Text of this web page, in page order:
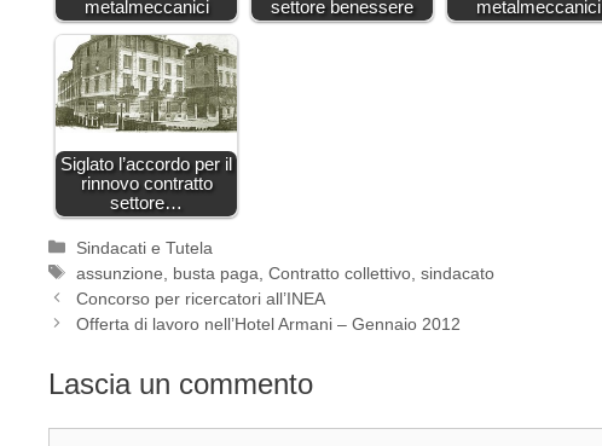
metalmeccanici
settore benessere
metalmeccanici
Siglato l’accordo per il
rinnovo contratto
settore…
Categorie
Sindacati e Tutela
Tag
assunzione busta paga ,Contratto collettivo ,sindacato
Concorso per ricercatori all’INEA
Offerta di lavoro nell’Hotel Armani – Gennaio 2012
Lascia un commento